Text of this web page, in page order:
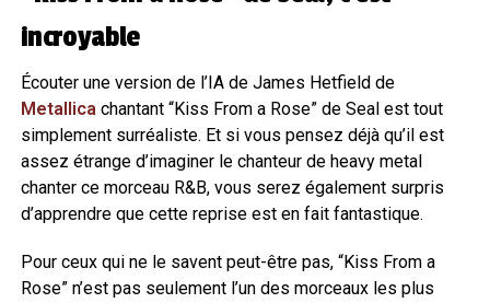
incroyable
Écouter une version de l’IA de James Hetfield de
Metallicachantant “Kiss From a Rose” de Seal est tout
simplement surréaliste. Et si vous pensez déjà qu’il est
assez étrange d’imaginer le chanteur de heavy metal
chanter ce morceau R&B, vous serez également surpris
d’apprendre que cette reprise est en fait fantastique.
Pour ceux qui ne le savent peut-être pas, “Kiss From a
Rose” n’est pas seulement l’un des morceaux les plus